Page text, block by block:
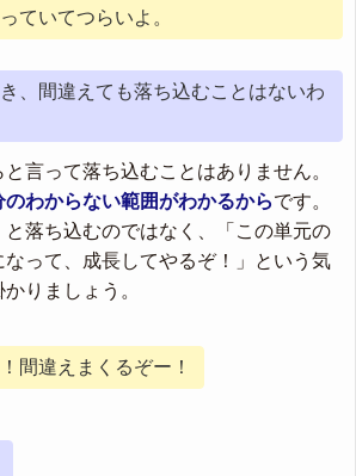
ていてつらいよ。
、間違えても落ち込むことはないわ
言って落ち込むことはありません。
わからない範囲がわかるからです。
と落ち込むのではなく、「この単元の
なって、成長してやるぞ！」という気
りましょう。
間違えまくるぞー！